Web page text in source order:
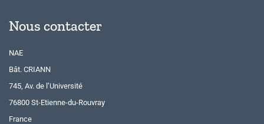
Nous contacter
NAE
Bât. CRIANN
745, Av. de l’Université
76800 St-Etienne-du-Rouvray
France